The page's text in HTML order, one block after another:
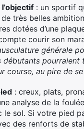
: un sportif
très belles
dotées d’une
courir son
générale
débutants
course, au pire de
: creux, plats,
analyse de la
le sol. Si votre pied
des renforts de